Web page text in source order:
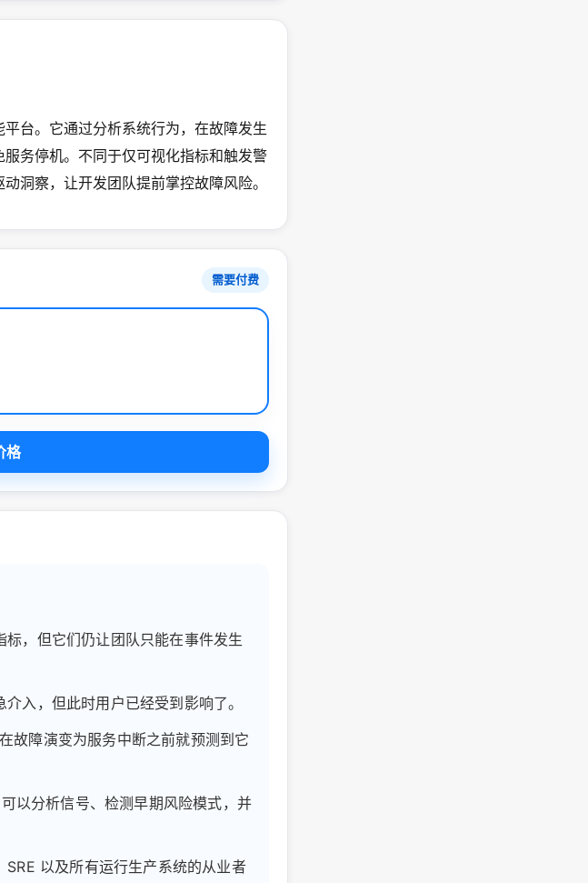
台。它通过分析系统行为，在故障发生
务停机。不同于仅可视化指标和触发警
洞察，让开发团队提前掌控故障风险。
需要付费
格
，但它们仍让团队只能在事件发生
入，但此时用户已经受到影响了。
障演变为服务中断之前就预测到它
以分析信号、检测早期风险模式，并
以及所有运行生产系统的从业者